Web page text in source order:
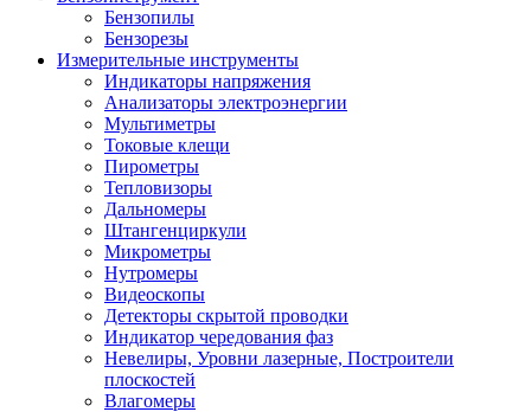
Бензопилы
Бензорезы
Измерительные инструменты
Индикаторы напряжения
Анализаторы электроэнергии
Мультиметры
Токовые клещи
Пирометры
Тепловизоры
Дальномеры
Штангенциркули
Микрометры
Нутромеры
Видеоскопы
Детекторы скрытой проводки
Индикатор чередования фаз
Невелиры, Уровни лазерные, Построители
плоскостей
Влагомеры